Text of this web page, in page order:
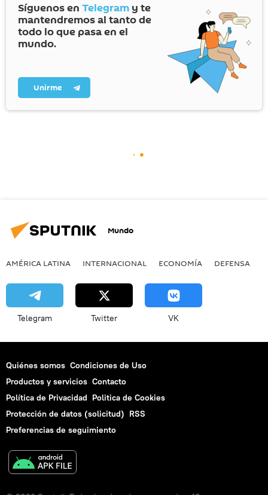
Síguenos en Telegram y te
mantendremos al tanto de
todo lo que pasa en el
mundo.
Unirme
Mundo
AMÉRICA LATINA INTERNACIONAL ECONOMÍA DEFENSA
Telegram Twitter VK
Quiénes somos Condiciones de Uso
Productos y servicios Contacto
Política de Privacidad Politica de Cookies
Protección de datos (solicitud) RSS
Preferencias de seguimiento